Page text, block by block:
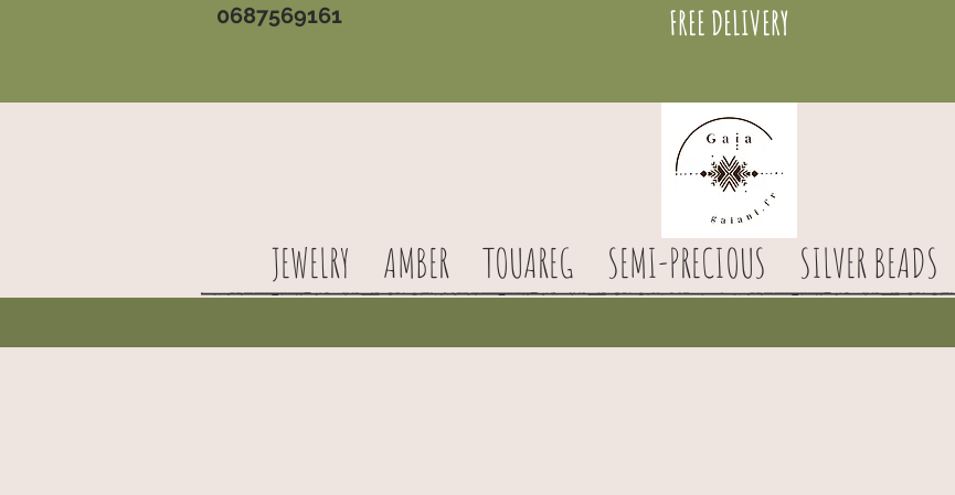
0687569161 FREE DELIVERY
JEWELRY AMBER TOUAREG SEMI-PRECIOUS SILVER BEADS